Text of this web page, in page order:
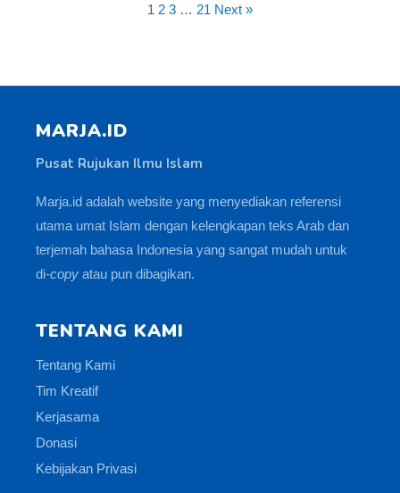
1 2 3 … 21 Next »
MARJA.ID
Pusat Rujukan Ilmu Islam
Marja.id adalah website yang menyediakan referensi
utama umat Islam dengan kelengkapan teks Arab dan
terjemah bahasa Indonesia yang sangat mudah untuk
di-copy atau pun dibagikan.
TENTANG KAMI
Tentang Kami
Tim Kreatif
Kerjasama
Donasi
Kebijakan Privasi